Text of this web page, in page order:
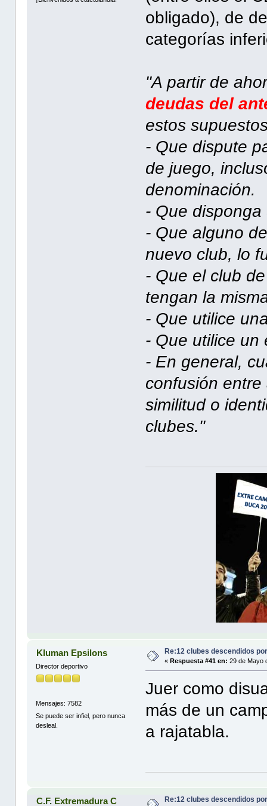
obligado), de
categorías
"A partir de
deudas del
estos
- Que dispute
de juego,
denominación.
- Que
- Que alguno
nuevo club, lo
- Que el club
tengan la
- Que utilice
- Que utilice un
- En general,
confusión
similitud o
clubes."
Kluman Epsilons
Director deportivo
Mensajes: 7582
Se puede ser infiel, pero nunca
desleal.
Re:12 clubes descendidos
«Respuesta #41 en: 29 de Mayo
Juer como
más de un
a rajatabla.
C.F. Extremadura C Re:12 clubes descendidos